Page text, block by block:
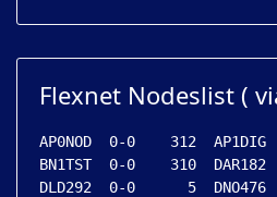
Flexnet Nodeslist (
AP0NOD  0-0    312
BN1TST  0-0    310
DLD292  0-0      5